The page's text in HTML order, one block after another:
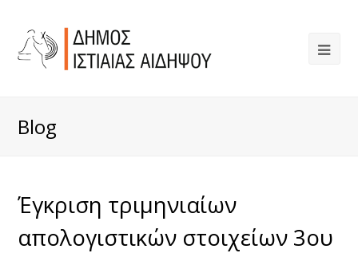
Blog
Έγκριση τριμηνιαίων
απολογιστικών στοιχείων 3ου